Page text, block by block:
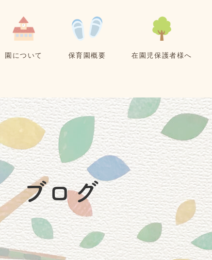
園について 保育園概要 在園児保護者様へ
ブログ